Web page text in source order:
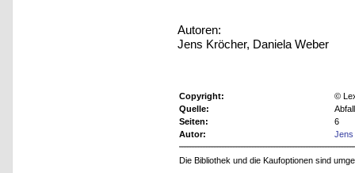
Autoren:
Jens Kröcher, Daniela Weber
Copyright:
©
Quelle:
Seiten:
6
Autor:
Die Bibliothek und die Kaufoptionen sind